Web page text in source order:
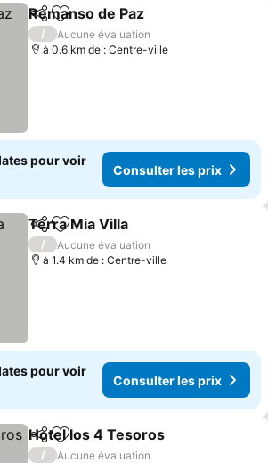
PartagerAjouter à mes favoris
Remanso de Paz
/
Aucune évaluation
à 0.6 km de : Centre-ville
pour voir
Consulter les prix
PartagerAjouter à mes favoris
Terra Mia Villa
/
Aucune évaluation
à 1.4 km de : Centre-ville
pour voir
Consulter les prix
PartagerAjouter à mes favoris
Hotel los 4 Tesoros
/
Aucune évaluation